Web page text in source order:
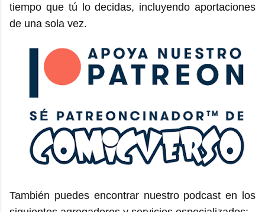
tiempo que tú lo decidas, incluyendo aportaciones
de una sola vez.
También puedes encontrar nuestro podcast en los